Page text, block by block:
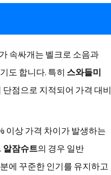
속싸개는 벨크로 소음과
도 합니다. 특히 스와들미
점으로 지적되어 가격 대비
이상 가격 차이가 발생하는
알잠슈트의 경우 일반
에 꾸준한 인기를 유지하고